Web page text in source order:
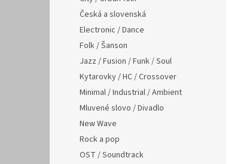
Česká a slovenská
Electronic / Dance
Folk / Šanson
Jazz / Fusion / Funk / Soul
Kytarovky / HC / Crossover
Minimal / Industrial / Ambient
Mluvené slovo / Divadlo
New Wave
Rock a pop
OST / Soundtrack